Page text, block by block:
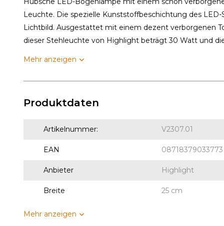
Leuchte. Die spezielle Kunststoffbeschichtung des
Lichtbild. Ausgestattet mit einem dezent verborgenen
dieser Stehleuchte von Highlight beträgt 30 Watt und
Mehr anzeigen
Produktdaten
Artikelnummer: V2307.01
EAN 08718379033773
Anbieter Highlight
Breite 25 cm
Mehr anzeigen